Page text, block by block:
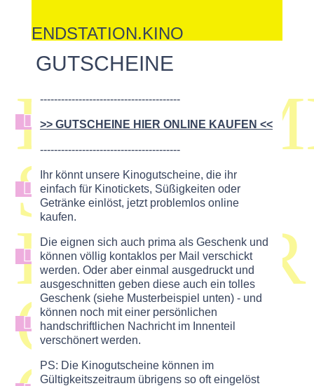
ENDSTATION.KINO
GUTSCHEINE
----------------------------------------
>> GUTSCHEINE HIER ONLINE KAUFEN <<
----------------------------------------
Ihr könnt unsere Kinogutscheine, die ihr
einfach für Kinotickets, Süßigkeiten oder
Getränke einlöst, jetzt problemlos online
kaufen.
Die eignen sich auch prima als Geschenk und
können völlig kontaklos per Mail verschickt
werden. Oder aber einmal ausgedruckt und
ausgeschnitten geben diese auch ein tolles
Geschenk (siehe Musterbeispiel unten) - und
können noch mit einer persönlichen
handschriftlichen Nachricht im Innenteil
verschönert werden.
PS: Die Kinogutscheine können im
Gültigkeitszeitraum übrigens so oft eingelöst
[1667] 12
SPIEL
[6624] 13
KINDER
[1816] 5
OMU
[4601] 24